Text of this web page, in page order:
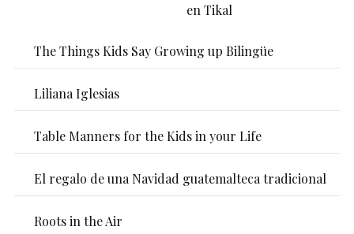
en Tikal
The Things Kids Say Growing up Bilingüe
Liliana Iglesias
Table Manners for the Kids in your Life
El regalo de una Navidad guatemalteca tradicional
Roots in the Air